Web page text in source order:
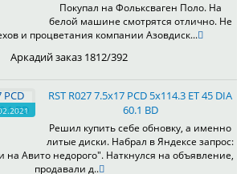
Покупал на Фольксваген Поло. На
белой машине смотрятся отлично. Не
и процветания компании Азовдиск...
Аркадий заказ 1812/392
RST R027 7.5x17 PCD 5x114.3 ET 45 DIA
60.1 BD
Решил купить себе обновку, а именно
литые диски. Набрал в Яндексе запрос:
на Авито недорого". Наткнулся на объявление,
продавали д..